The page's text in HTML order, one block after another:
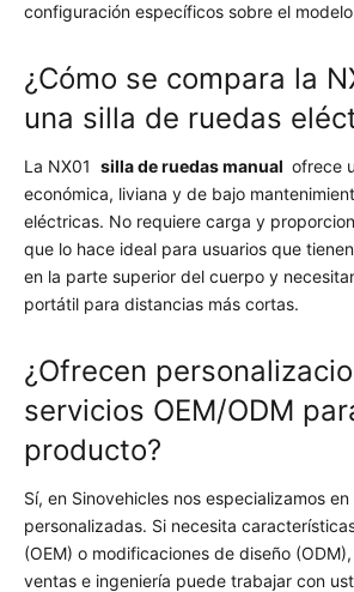
configuración específicos sobre el modelo
¿Cómo se compara la
una silla de ruedas
La NX01 silla de ruedas manual ofrece
económica, liviana y de bajo
eléctricas. No requiere carga y
que lo hace ideal para usuarios que
en la parte superior del cuerpo y
portátil para distancias más cortas.
¿Ofrecen
servicios OEM/ODM
producto?
Sí, en Sinovehicles nos especializamos
personalizadas. Si necesita
(OEM) o modificaciones de diseño
ventas e ingeniería puede trabajar con